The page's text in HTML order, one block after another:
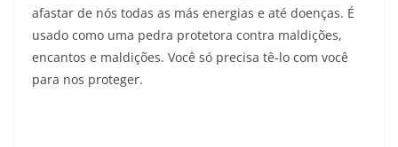
afastar de nós todas as más energias e até doenças. É
usado como uma pedra protetora contra maldições,
encantos e maldições. Você só precisa tê-lo com você
para nos proteger.